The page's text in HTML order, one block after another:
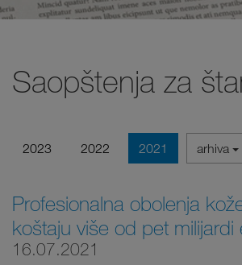
Saopštenja za
2023 2022 2021 arhiva
Profesionalna obolenja
koštaju više od pet milijardi
16.07.2021